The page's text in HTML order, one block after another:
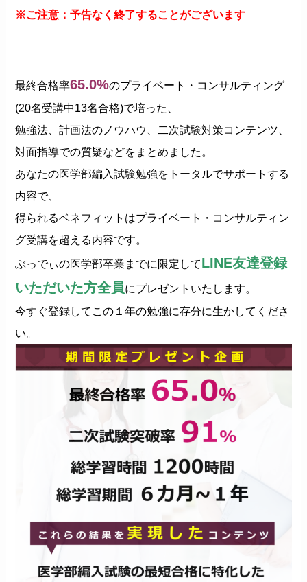
※ご注意：予告なく終了することがございます
最終合格率65.0%のプライベート・コンサルティング
(20名受講中13名合格)で培った、
勉強法、計画法のノウハウ、二次試験対策コンテンツ、
対面指導での質疑などをまとめました。
あなたの医学部編入試験勉強をトータルでサポートする
内容で、
得られるベネフィットはプライベート・コンサルティン
グ受講を超える内容です。
ぶっでぃの医学部卒業までに限定してLINE友達登録
いただいた方全員にプレゼントいたします。
今すぐ登録してこの１年の勉強に存分に生かしてくださ
い。